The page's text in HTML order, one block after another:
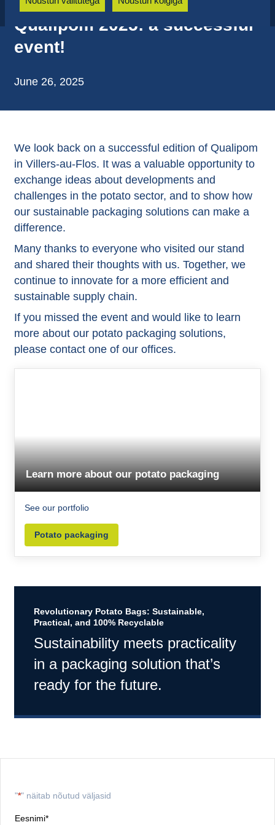
Qualipom 2025: a successful
event!
June 26, 2025
We look back on a successful edition of Qualipom
in Villers-au-Flos. It was a valuable opportunity to
exchange ideas about developments and
challenges in the potato sector, and to show how
our sustainable packaging solutions can make a
difference.
Many thanks to everyone who visited our stand
and shared their thoughts with us. Together, we
continue to innovate for a more efficient and
sustainable supply chain.
If you missed the event and would like to learn
more about our potato packaging solutions,
please contact one of our offices.
Learn more about our potato packaging
See our portfolio
Potato packaging
Revolutionary Potato Bags: Sustainable,
Practical, and 100% Recyclable
Sustainability meets practicality
in a packaging solution that’s
ready for the future.
"*" näitab nõutud väljasid
Eesnimi*